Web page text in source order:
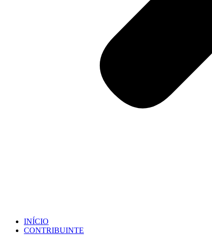
INÍCIO
CONTRIBUINTE